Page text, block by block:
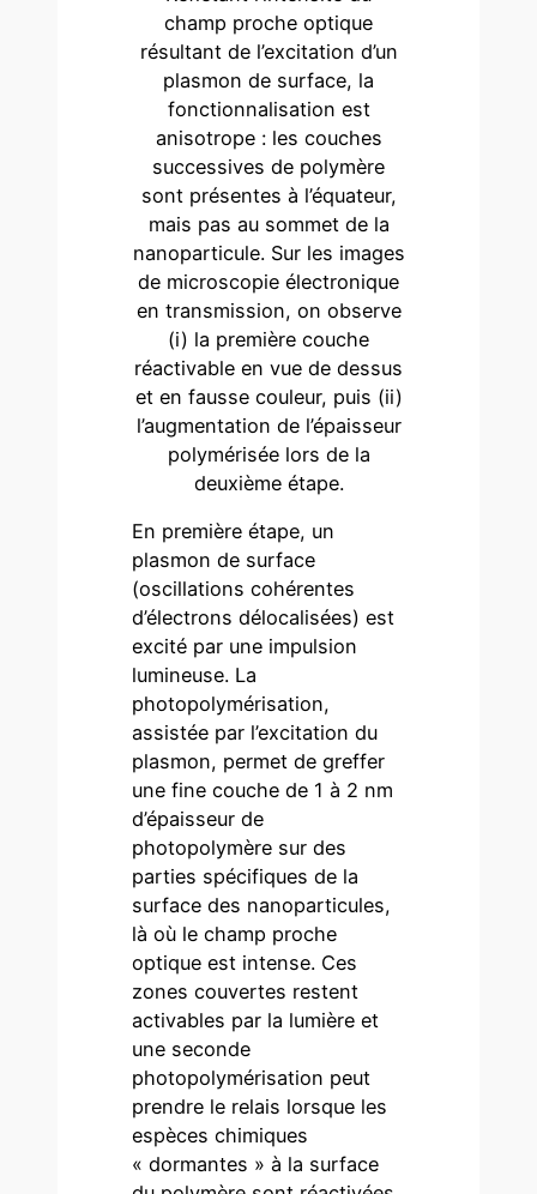
champ proche optique
résultant de l’excitation d’un
plasmon de surface, la
fonctionnalisation est
anisotrope : les couches
successives de polymère
sont présentes à l’équateur,
mais pas au sommet de la
nanoparticule. Sur les images
de microscopie électronique
en transmission, on observe
(i) la première couche
réactivable en vue de dessus
et en fausse couleur, puis (ii)
l’augmentation de l’épaisseur
polymérisée lors de la
deuxième étape.
En première étape, un
plasmon de surface
(oscillations cohérentes
d’électrons délocalisées) est
excité par une impulsion
lumineuse. La
photopolymérisation,
assistée par l’excitation du
plasmon, permet de greffer
une fine couche de 1 à 2 nm
d’épaisseur de
photopolymère sur des
parties spécifiques de la
surface des nanoparticules,
là où le champ proche
optique est intense. Ces
zones couvertes restent
activables par la lumière et
une seconde
photopolymérisation peut
prendre le relais lorsque les
espèces chimiques
« dormantes » à la surface